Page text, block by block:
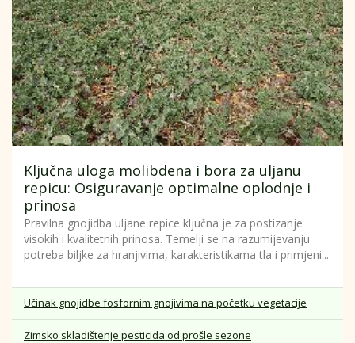
Ključna uloga molibdena i bora za uljanu
repicu: Osiguravanje optimalne oplodnje i
prinosa
Pravilna gnojidba uljane repice ključna je za postizanje
visokih i kvalitetnih prinosa. Temelji se na razumijevanju
potreba biljke za hranjivima, karakteristikama tla i primjeni...
Učinak gnojidbe fosfornim gnojivima na početku vegetacije
Zimsko skladištenje pesticida od prošle sezone